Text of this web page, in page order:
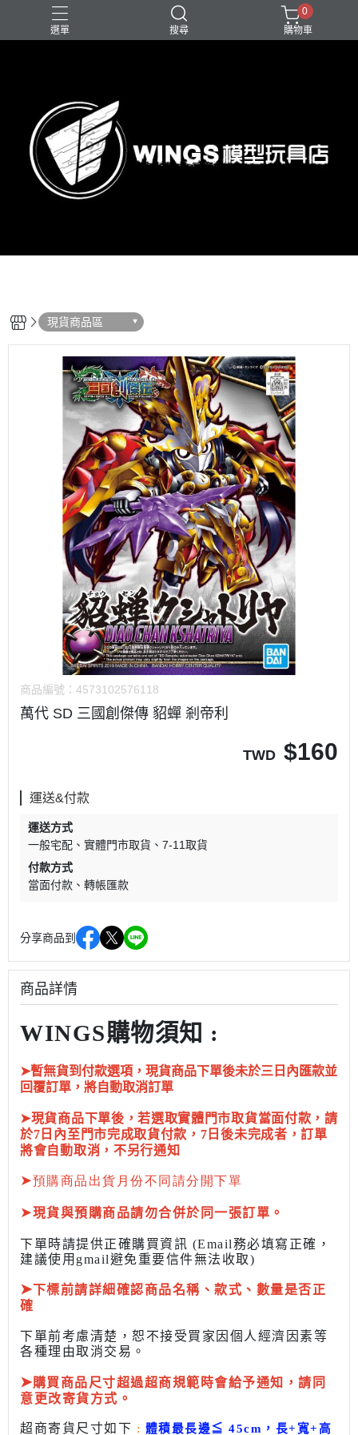
選單 搜尋
0
購物車
現貨商品區
商品編號： 4573102576118
萬代 SD 三國創傑傳 貂蟬 剎帝利
TWD $160
運送&付款
運送方式
一般宅配
實體門市取貨
7-11取貨
付款方式
當面付款
轉帳匯款
分享商品到
商品詳情
WINGS購物須知 :
➤暫無貨到付款選項，現貨商品下單後未於三日內匯款並
回覆訂單，將自動取消訂單
➤現貨商品下單後，若選取實體門市取貨當面付款，請
於7日內至門市完成取貨付款，7日後未完成者，訂單
將會自動取消，不另行通知
➤預購商品出貨月份不同請分開下單
➤現貨與預購商品請勿合併於同一張訂單。
下單時請提供正確購買資訊 (Email務必填寫正確，
建議使用gmail避免重要信件無法收取)
➤下標前請詳細確認商品名稱、款式、數量是否正
確
下單前考慮清楚，恕不接受買家因個人經濟因素等
各種理由取消交易。
➤購買商品尺寸超過超商規範時會給予通知，請同
意更改寄貨方式。
超商寄貨尺寸如下 : 體積最長邊≦ 45cm，長+寬+高